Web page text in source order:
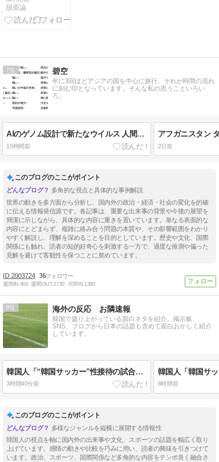
脱亜論
7 碧空
年に3回ほどアジアの国を中心に旅行、それが時間の流れ
に刻む印となっています。そんな私の思うこといろい
ろ。
AIのゲノム設計で新たなウイルス 人間にAIを制御できるのか？ 米中のAI「覇権争い」
15時間前 2日前
このブログのここがポイント
多角的な視点と具体的な事例解説
世界の動きを多方面から分析し、国内外の政治・経済・社会の変化を的確
に伝える情報発信源です。各記事は、重要な出来事の背景や今後の展望を
簡潔に示しながら、具体的な内容に重きを置いています。単なる表面的な
内容にとどまらず、複雑に絡み合う問題の本質や、その影響範囲をわかり
やすく解説し、理解を深めることを目的としています。歴史や文化、国際
関係にも触れ、読者の知的好奇心を刺激する一方で、過度な推測や偏った
見解を避けて客観性を保つことに努めています。
2003724 36
週間IN:400 週間OUT:2730 月間IN:1380
8 海外の反応 お隣速報
韓国で盛り上がっている面白ネタを紹介。掲示板、
SNS、ブログから日本の話題も含めて面白おかしく紹介
しています。
韓国人「“韓国サッカー”性接待の試合結果をご覧ください」→「マッサージ効果は間違いないねｗ」「これが本当のベッドサッカーだ」
3時間40分前 6時間前
このブログのここがポイント
多様なジャンルを縦横に展開する情報性
韓国人の視点を軸に国内外の出来事や文化、スポーツの話題を幅広く取り
上げています。感情の動きや比較を巧みに用い、読者の興味を引きつけて
います。政治、スポーツ、国際関係など多角的な内容をテンポ良く融合さ